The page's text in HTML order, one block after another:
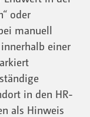
oder
manuell
einer
in den HR-
als Hinweis